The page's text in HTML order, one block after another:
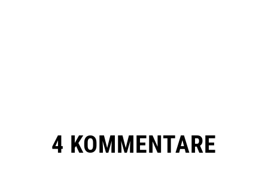
4 KOMMENTARE